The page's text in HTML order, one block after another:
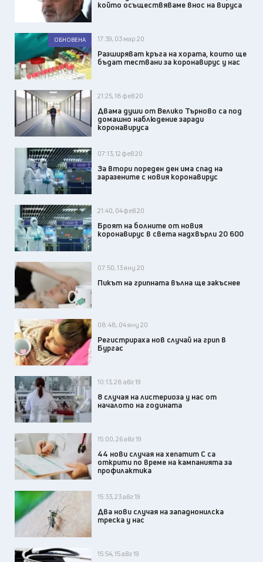
който осъществяваме внос на вируса
ОБНОВЕНА 17:39, 03 мар 20
Разширяват кръга на хората, които ще
бъдат тествани за коронавирус у нас
21:25, 18 фев 20
Двама души от Велико Търново са под
домашно наблюдение заради
коронавируса
07:13, 12 фев 20
За втори пореден ден има спад на
заразените с новия коронавирус
21:40, 04 фев 20
Броят на болните от новия
коронавирус в света надхвърли 20 600
07:50, 13 яну 20
Пикът на грипната вълна ще закъснее
08:48, 04 яну 20
Регистрираха нов случай на грип в
Бургас
10:13, 28 авг 19
8 случая на листериоза у нас от
началото на годината
15:00, 26 авг 19
44 нови случая на хепатит С са
открити по време на кампанията за
профилактика
15:33, 23 авг 19
Два нови случая на западнонилска
треска у нас
15:54, 15 авг 19